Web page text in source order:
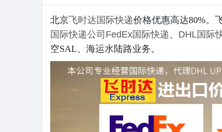
北京 飞时达 国际快递价格优惠高达80%。
国际快递公司 FedEx国际快递 、 DHL国际
空SAL、海运水陆路业务。